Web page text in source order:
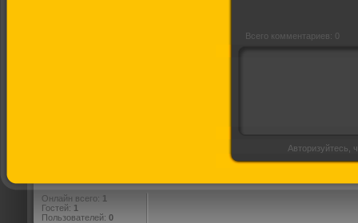
Всего комментариев: 0
Авторизуйтесь,
Онлайн всего: 1
Гостей: 1
Пользователей: 0